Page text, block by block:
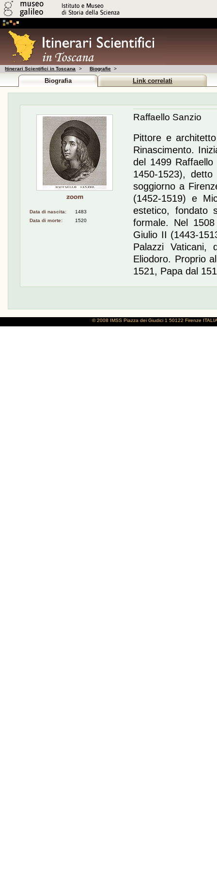
Itinerari Scientifici in Toscana > Biografie >
Biografia Link correlati
Data di nascita:
1483
Data di morte:
1520
Raffaello Sanzio
Pittore e
Rinascimento.
del 1499
1450-1523),
soggiorno a
(1452-1519) e
estetico, fondato
formale. Nel
Giulio II (1443-
Palazzi
Eliodoro. Proprio
1521, Papa dal
© 2008 IMSS Piazza dei Giudici 1 50122 Firenze